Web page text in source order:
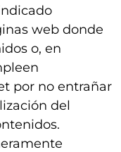
web donde
o, en
por no entrañar
del